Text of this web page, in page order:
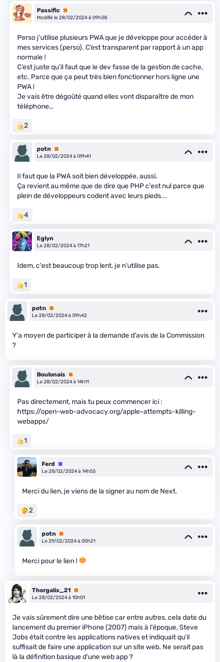
Passific Premium
Modifié le 28/02/2024 à 09h38
Perso j’utilise plusieurs PWA que je développe pour accéder à
mes services (perso). C’est transparent par rapport à un app
normale !
C’est juste qu’il faut que le dev fasse de la gestion de cache,
etc. Parce que ça peut très bien fonctionner hors ligne une
PWA !
Je vais être dégoûté quand elles vont disparaître de mon
téléphone…
2
potn
Premium
Le 28/02/2024 à 09h41
Il faut que la PWA soit bien développée, aussi.
Ça revient au même que de dire que PHP c'est nul parce que
plein de développeurs codent avec leurs pieds...
4
Eglyn
Le 28/02/2024 à 17h21
Idem, c'est beaucoup trop lent, je n'utilise pas.
1
potn
Premium
Le 28/02/2024 à 09h42
Y'a moyen de participer à la demande d'avis de la Commission
?
Boulonais Premium
Le 28/02/2024 à 14h11
Pas directement, mais tu peux commencer ici :
https://open-web-advocacy.org/apple-attempts-killing-
webapps/
1
Ferd
Équipe
Le 28/02/2024 à 14h55
Merci du lien, je viens de la signer au nom de Next.
2
potn
Premium
Le 29/02/2024 à 00h21
Merci pour le lien !
Thorgalix_21 Premium
Le 28/02/2024 à 10h01
Je vais sûrement dire une bêtise car entre autres, cela date du
lancement du premier iPhone (2007) mais à l'époque, Steve
Jobs était contre les applications natives et indiquait qu'il
suffisait de faire une application sur un site web. Ne serait pas
là la définition basique d'une web app ?